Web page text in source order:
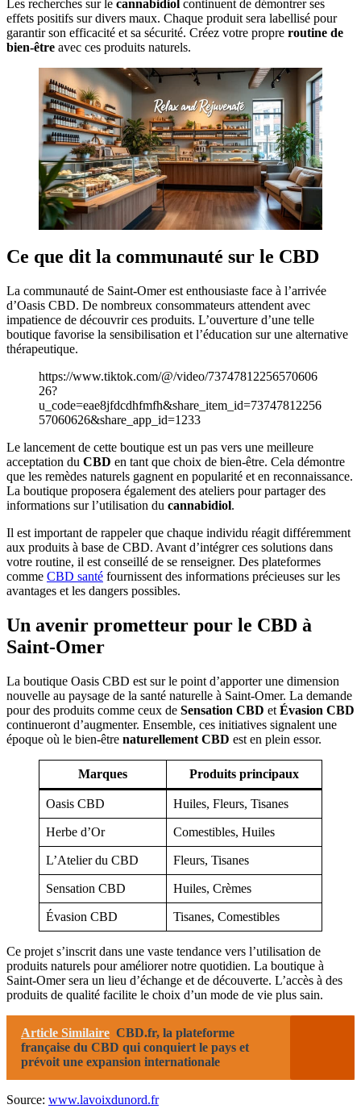
Les recherches sur le cannabidiol continuent de démontrer ses
effets positifs sur divers maux. Chaque produit sera labellisé pour
garantir son efficacité et sa sécurité. Créez votre propre routine de
bien-être avec ces produits naturels.
Ce que dit la communauté sur le CBD
La communauté de Saint-Omer est enthousiaste face à l’arrivée
d’Oasis CBD. De nombreux consommateurs attendent avec
impatience de découvrir ces produits. L’ouverture d’une telle
boutique favorise la sensibilisation et l’éducation sur une alternative
thérapeutique.
https://www.tiktok.com/@/video/73747812256570606
26?
u_code=eae8jfdcdhfmfh&share_item_id=73747812256
57060626&share_app_id=1233
Le lancement de cette boutique est un pas vers une meilleure
acceptation du CBD en tant que choix de bien-être. Cela démontre
que les remèdes naturels gagnent en popularité et en reconnaissance.
La boutique proposera également des ateliers pour partager des
informations sur l’utilisation du cannabidiol.
Il est important de rappeler que chaque individu réagit différemment
aux produits à base de CBD. Avant d’intégrer ces solutions dans
votre routine, il est conseillé de se renseigner. Des plateformes
comme CBD santé fournissent des informations précieuses sur les
avantages et les dangers possibles.
Un avenir prometteur pour le CBD à
Saint-Omer
La boutique Oasis CBD est sur le point d’apporter une dimension
nouvelle au paysage de la santé naturelle à Saint-Omer. La demande
pour des produits comme ceux de Sensation CBD et Évasion CBD
continueront d’augmenter. Ensemble, ces initiatives signalent une
époque où le bien-être naturellement CBD est en plein essor.
Marques Produits principaux
Oasis CBD Huiles, Fleurs, Tisanes
Herbe d’Or Comestibles, Huiles
L’Atelier du CBD Fleurs, Tisanes
Sensation CBD Huiles, Crèmes
Évasion CBD Tisanes, Comestibles
Ce projet s’inscrit dans une vaste tendance vers l’utilisation de
produits naturels pour améliorer notre quotidien. La boutique à
Saint-Omer sera un lieu d’échange et de découverte. L’accès à des
produits de qualité facilite le choix d’un mode de vie plus sain.
Article Similaire CBD.fr, la plateforme
française du CBD qui conquiert le pays et
prévoit une expansion internationale
Source: www.lavoixdunord.fr